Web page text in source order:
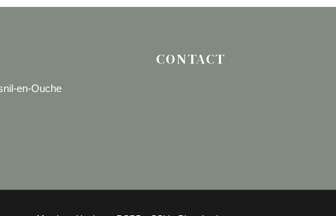
CONTACT
en-Ouche